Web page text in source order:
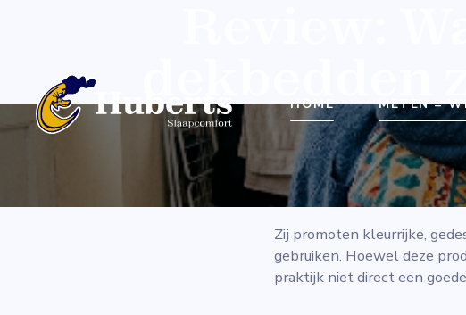
HOME METEN =
dekbedden
Op social media
Zelesta,
Dreamscene en
Zij promoten kleurrijke,
gebruiken. Hoewel deze
praktijk niet direct een